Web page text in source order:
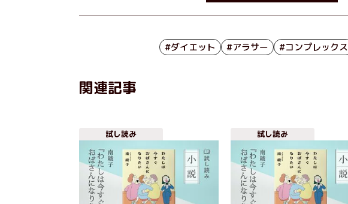
#ダイエット #アラサー #コンプレックス
関連記事
試し読み 試し読み